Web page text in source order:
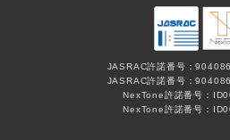
JASRAC許諾番号：
JASRAC許諾番号：
NexTone許諾番号：
NexTone許諾番号：